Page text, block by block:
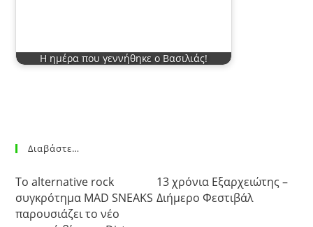
Η ημέρα που γεννήθηκε ο Βασιλιάς!
Διαβάστε…
Το alternative rock
συγκρότημα MAD SNEAKS
παρουσιάζει το νέο
13 χρόνια Εξαρχειώτης –
Διήμερο Φεστιβάλ